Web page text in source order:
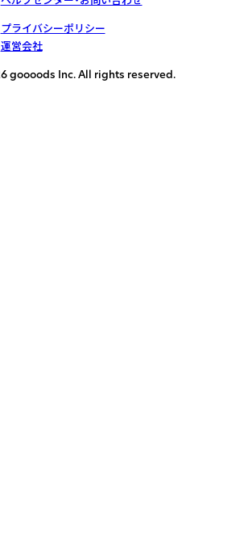
プライバシーポリシー
運営会社
goooods Inc. All rights reserved.